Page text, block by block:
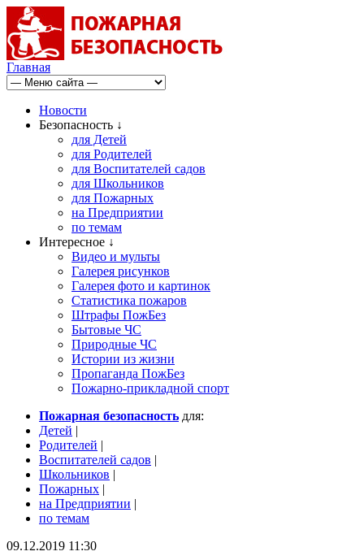
Главная
Новости
Безопасность ↓
для Детей
для Родителей
для Воспитателей садов
для Школьников
для Пожарных
на Предприятии
по темам
Интересное ↓
Видео и мульты
Галерея рисунков
Галерея фото и картинок
Статистика пожаров
Штрафы ПожБез
Бытовые ЧС
Природные ЧС
Истории из жизни
Пропаганда ПожБез
Пожарно-прикладной спорт
Пожарная безопасность для:
Детей |
Родителей |
Воспитателей садов |
Школьников |
Пожарных |
на Предприятии |
по темам
09.12.2019 11:30